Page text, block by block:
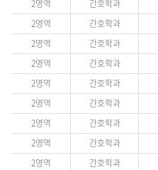
2영역
간호학과
2영역
간호학과
2영역
간호학과
2영역
간호학과
2영역
간호학과
2영역
간호학과
2영역
간호학과
2영역
간호학과
2영역
간호학과